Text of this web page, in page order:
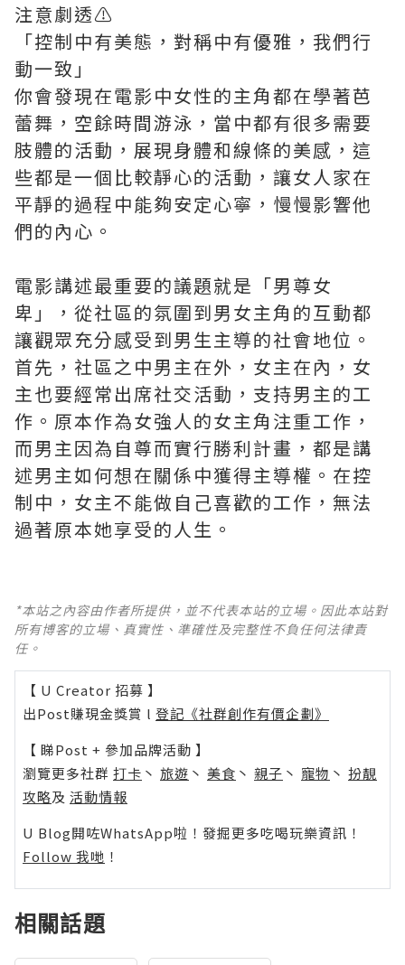
注意劇透⚠️
「控制中有美態，對稱中有優雅，我們行
動一致」
你會發現在電影中女性的主角都在學著芭
蕾舞，空餘時間游泳，當中都有很多需要
肢體的活動，展現身體和線條的美感，這
些都是一個比較靜心的活動，讓女人家在
平靜的過程中能夠安定心寧，慢慢影響他
們的內心。
電影講述最重要的議題就是「男尊女
卑」，從社區的氛圍到男女主角的互動都
讓觀眾充分感受到男生主導的社會地位。
首先，社區之中男主在外，女主在內，女
主也要經常出席社交活動，支持男主的工
作。原本作為女強人的女主角注重工作，
而男主因為自尊而實行勝利計畫，都是講
述男主如何想在關係中獲得主導權。在控
制中，女主不能做自己喜歡的工作，無法
過著原本她享受的人生。
*本站之內容由作者所提供，並不代表本站的立場。因此本站對
所有博客的立場、真實性、準確性及完整性不負任何法律責
任。
【 U Creator 招募 】
出Post賺現金獎賞 l 登記《社群創作有價企劃》
【 睇Post + 參加品牌活動 】
瀏覽更多社群 打卡 丶 旅遊 丶 美食 丶 親子 丶 寵物 丶 扮靚
攻略及 活動情報
U Blog開咗WhatsApp啦！發掘更多吃喝玩樂資訊！
Follow 我哋 ！
相關話題